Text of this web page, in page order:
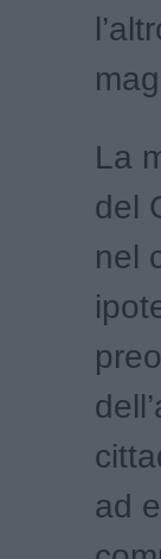
La
del
nel
ad